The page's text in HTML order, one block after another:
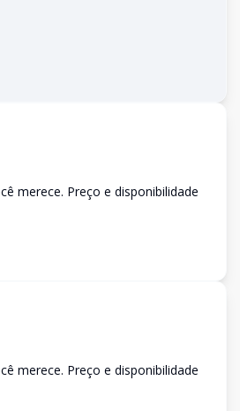
merece. Preço e disponibilidade
merece. Preço e disponibilidade